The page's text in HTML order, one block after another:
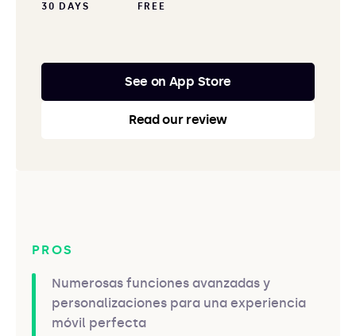
30 DAYS
FREE
See on App Store
Read our review
PROS
Numerosas funciones avanzadas y
personalizaciones para una experiencia
móvil perfecta